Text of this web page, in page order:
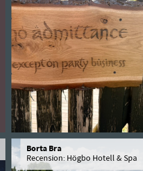
Borta Bra
Recension: Högbo Hotell & Spa